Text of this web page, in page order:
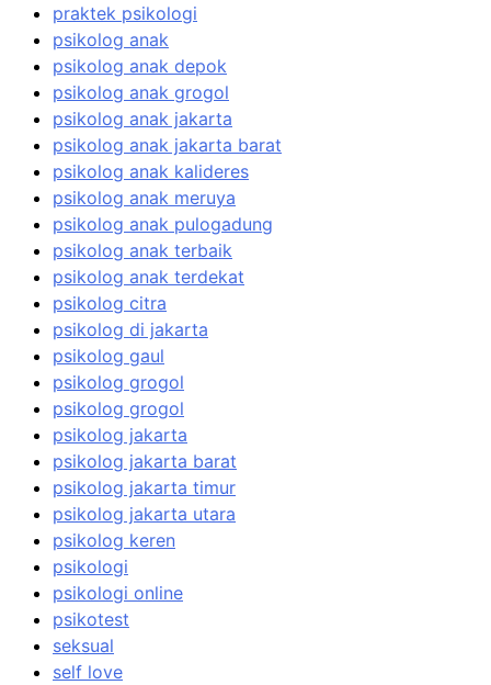
praktek psikologi
psikolog anak
psikolog anak depok
psikolog anak grogol
psikolog anak jakarta
psikolog anak jakarta barat
psikolog anak kalideres
psikolog anak meruya
psikolog anak pulogadung
psikolog anak terbaik
psikolog anak terdekat
psikolog citra
psikolog di jakarta
psikolog gaul
psikolog grogol
psikolog grogol
psikolog jakarta
psikolog jakarta barat
psikolog jakarta timur
psikolog jakarta utara
psikolog keren
psikologi
psikologi online
psikotest
seksual
self love